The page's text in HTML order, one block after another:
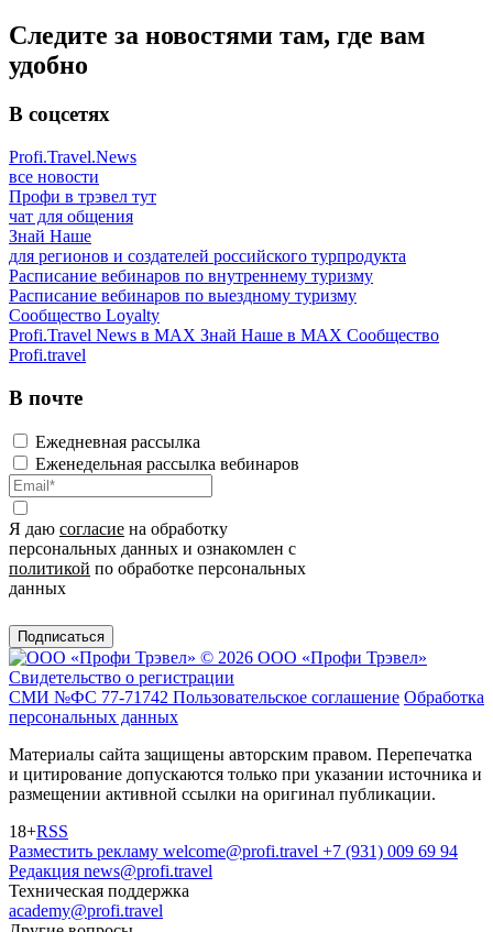
Следите за новостями там, где вам
удобно
В соцсетях
Profi.Travel.News
все новости
Профи в трэвел тут
чат для общения
Знай Наше
для регионов и создателей российского турпродукта
Расписание вебинаров по внутреннему туризму
Расписание вебинаров по выездному туризму
Сообщество Loyalty
Profi.Travel News в MAX Знай Наше в MAX Сообщество
Profi.travel
В почте
Ежедневная рассылка
Еженедельная рассылка вебинаров
Я даю согласие на обработку
персональных данных и ознакомлен с
политикой по обработке персональных
данных
Подписаться
© 2026 ООО «Профи Трэвeл»
Свидетельство о регистрации
СМИ №ФС 77-71742 Пользовательское соглашение Обработка
персональных данных
Материалы сайта защищены авторским правом. Перепечатка
и цитирование допускаются только при указании источника и
размещении активной ссылки на оригинал публикации.
18+RSS
Разместить рекламу welcome@profi.travel +7 (931) 009 69 94
Редакция news@profi.travel
Техническая поддержка
academy@profi.travel